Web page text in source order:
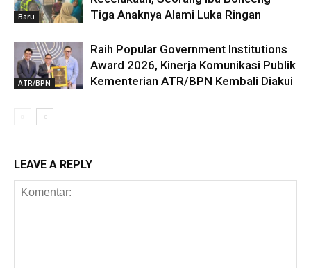
Baru
Tiga Anaknya Alami Luka Ringan
ATR/BPN
Raih Popular Government Institutions
Award 2026, Kinerja Komunikasi Publik
Kementerian ATR/BPN Kembali Diakui
LEAVE A REPLY